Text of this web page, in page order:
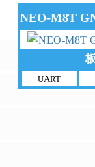
NEO-M8T
UART